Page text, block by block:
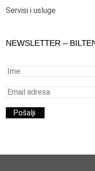
Servisi i usluge
NEWSLETTER –